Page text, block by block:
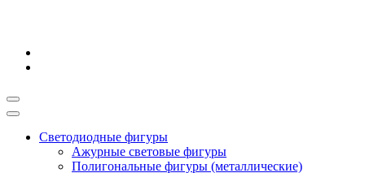
Светодиодные фигуры
Ажурные световые фигуры
Полигональные фигуры (металлические)